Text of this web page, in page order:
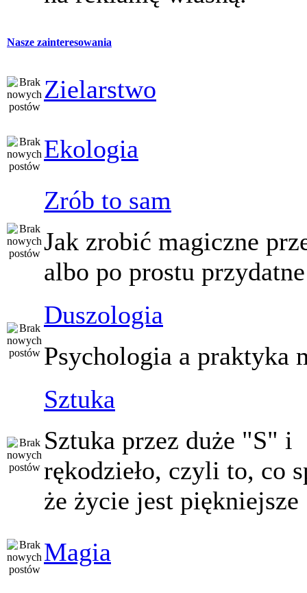
Nasze zainteresowania
Zielarstwo
Ekologia
Zrób to sam
Jak zrobić magiczne
albo po prostu
Duszologia
Psychologia a praktyka
Sztuka
Sztuka przez duże "S" i
rękodzieło, czyli to, co
że życie jest piękniejsze
Magia